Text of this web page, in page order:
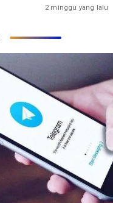
2 minggu yang lalu